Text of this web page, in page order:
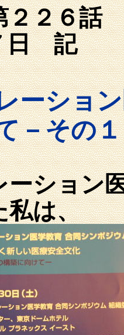
第
日 記
ーショ
－その
ション
私は、